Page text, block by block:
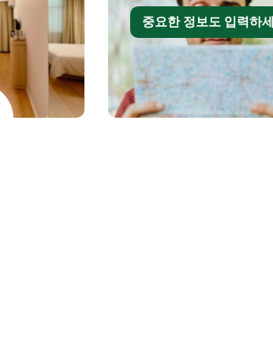
중요한 정보도 입력하